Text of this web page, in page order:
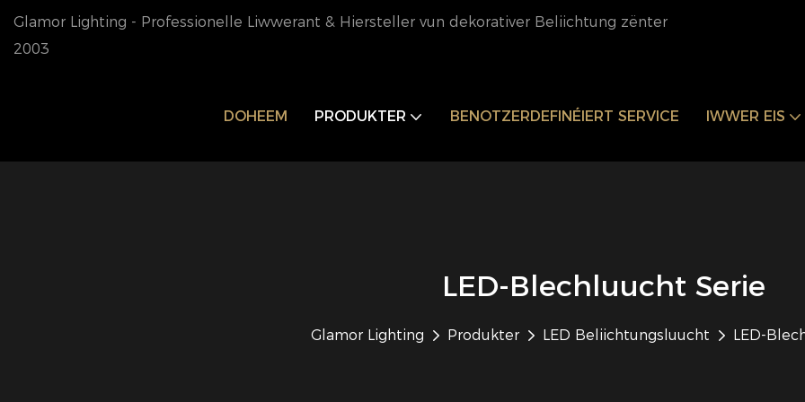
Glamor Lighting - Professionelle Liwwerant & Hiersteller vun dekorativer Beliichtung zënter
2003
DOHEEM PRODUKTER BENOTZERDEFINÉIERT SERVICE IWWER EIS
LED-Blechluucht Serie
Glamor Lighting Produkter LED Beliichtungsluucht LED-